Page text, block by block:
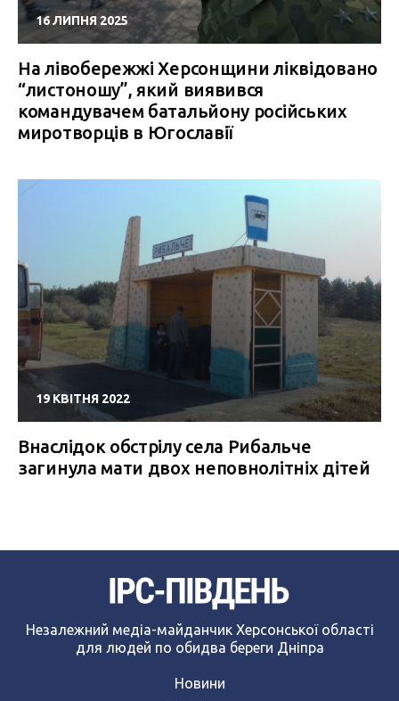
16 ЛИПНЯ 2025
На лівобережжі Херсонщини ліквідовано
“листоношу”, який виявився
командувачем батальйону російських
миротворців в Югославії
19 КВІТНЯ 2022
Внаслідок обстрілу села Рибальче
загинула мати двох неповнолітніх дітей
Незалежний медіа-майданчик Херсонської області
для людей по обидва береги Дніпра
Новини